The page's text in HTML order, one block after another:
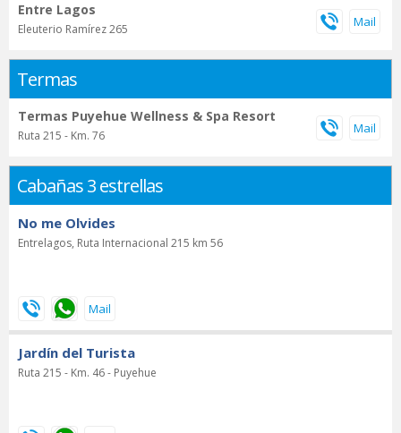
Entre Lagos
Eleuterio Ramírez 265
Termas
Termas Puyehue Wellness & Spa Resort
Ruta 215 - Km. 76
Cabañas 3 estrellas
No me Olvides
Entrelagos, Ruta Internacional 215 km 56
Jardín del Turista
Ruta 215 - Km. 46 - Puyehue